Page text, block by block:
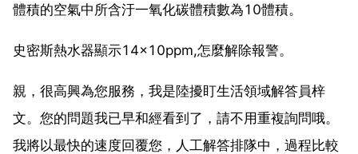
體積的空氣中所含汙一氧化碳體積數為10體積。
史密斯熱水器顯示14×10ppm,怎麼解除報警。
親，很高興為您服務，我是陸擾盯生活領域解答員梓
文。您的問題我已早和經看到了，請不用重複詢問哦。
我將以最快的速度回覆您，人工解答排隊中，過程比較